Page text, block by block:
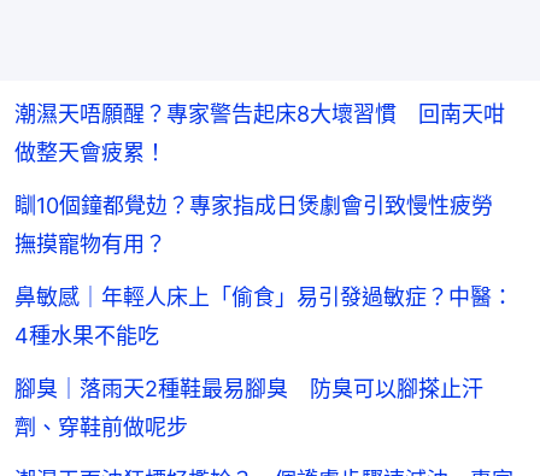
潮濕天唔願醒？專家警告起床8大壞習慣 回南天咁
做整天會疲累！
瞓10個鐘都覺攰？專家指成日煲劇會引致慢性疲勞
撫摸寵物有用？
鼻敏感｜年輕人床上「偷食」易引發過敏症？中醫：
4種水果不能吃
腳臭｜落雨天2種鞋最易腳臭 防臭可以腳搽止汗
劑、穿鞋前做呢步